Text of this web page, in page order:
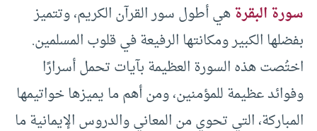
سورة البقرةهي أطول سور القرآن الكريم، وتتميز
بفضلها الكبير ومكانتها الرفيعة في قلوب المسلمين.
اختُصت هذه السورة العظيمة بآيات تحمل أسرارًا
وفوائد عظيمة للمؤمنين، ومن أهم ما يميزها خواتيمها
المباركة، التي تحوي من المعاني والدروس الإيمانية ما